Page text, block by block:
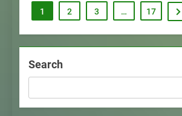
1 2 3 … 17
Search